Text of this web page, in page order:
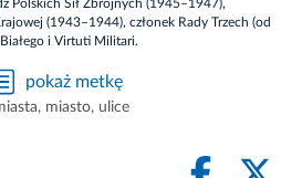
Polskich Sił Zbrojnych (1945–1947),
(1943–1944), członek Rady Trzech (od
i Virtuti Militari.
pokaż metkę
, miasto, ulice